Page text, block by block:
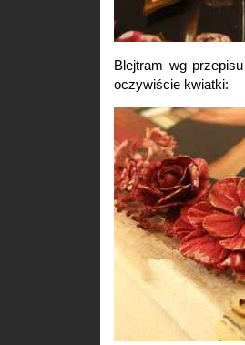
Blejtram wg
oczywiście kwiatki: